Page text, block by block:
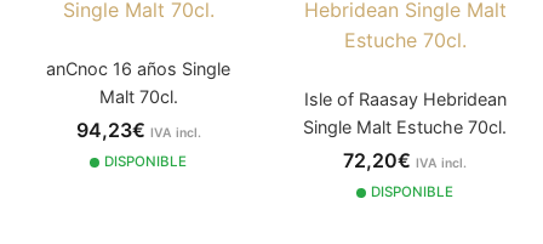
anCnoc 16 años Single
Malt 70cl.
94,23€ IVA incl.
DISPONIBLE
Isle of Raasay Hebridean
Single Malt Estuche 70cl.
72,20€ IVA incl.
DISPONIBLE